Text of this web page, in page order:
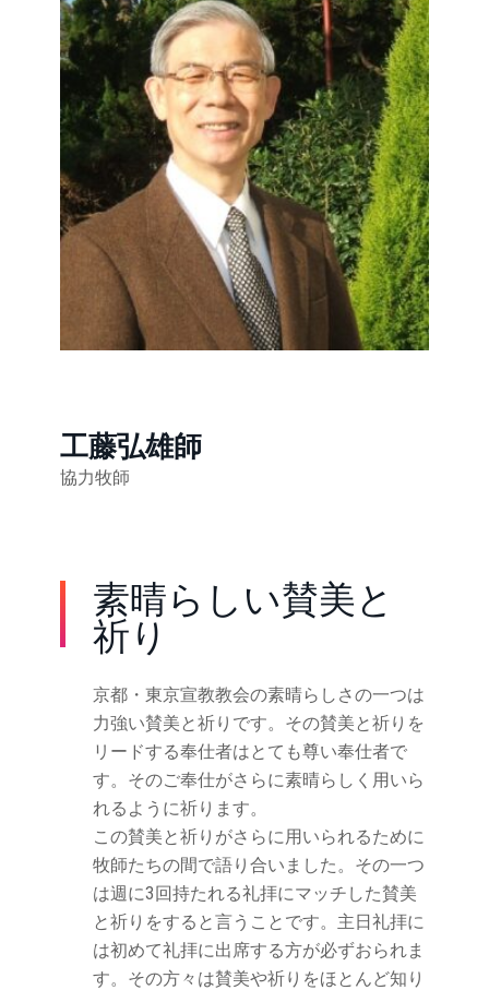
工藤弘雄師
協力牧師
素晴らしい賛美と
祈り
京都・東京宣教教会の素晴らしさの一つは
力強い賛美と祈りです。その賛美と祈りを
リードする奉仕者はとても尊い奉仕者で
す。そのご奉仕がさらに素晴らしく用いら
れるように祈ります。
この賛美と祈りがさらに用いられるために
牧師たちの間で語り合いました。その一つ
は週に3回持たれる礼拝にマッチした賛美
と祈りをすると言うことです。主日礼拝に
は初めて礼拝に出席する方が必ずおられま
す。その方々は賛美や祈りをほとんど知り